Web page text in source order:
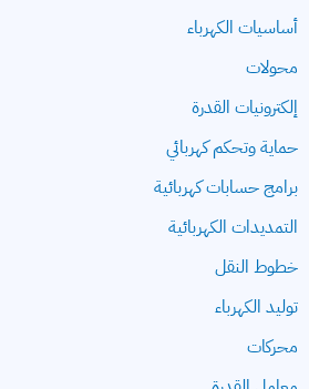
أساسيات الكهرباء
محولات
إلكترونيات القدرة
حماية وتحكم كهربائي
برامج حسابات كهربائية
التمديدات الكهربائية
خطوط النقل
توليد الكهرباء
محركات